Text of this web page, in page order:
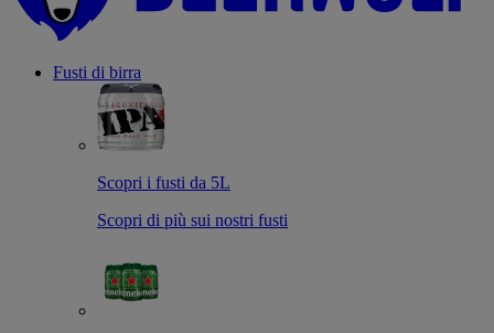
Fusti di birra
Scopri i fusti da 5L
Scopri di più sui nostri fusti